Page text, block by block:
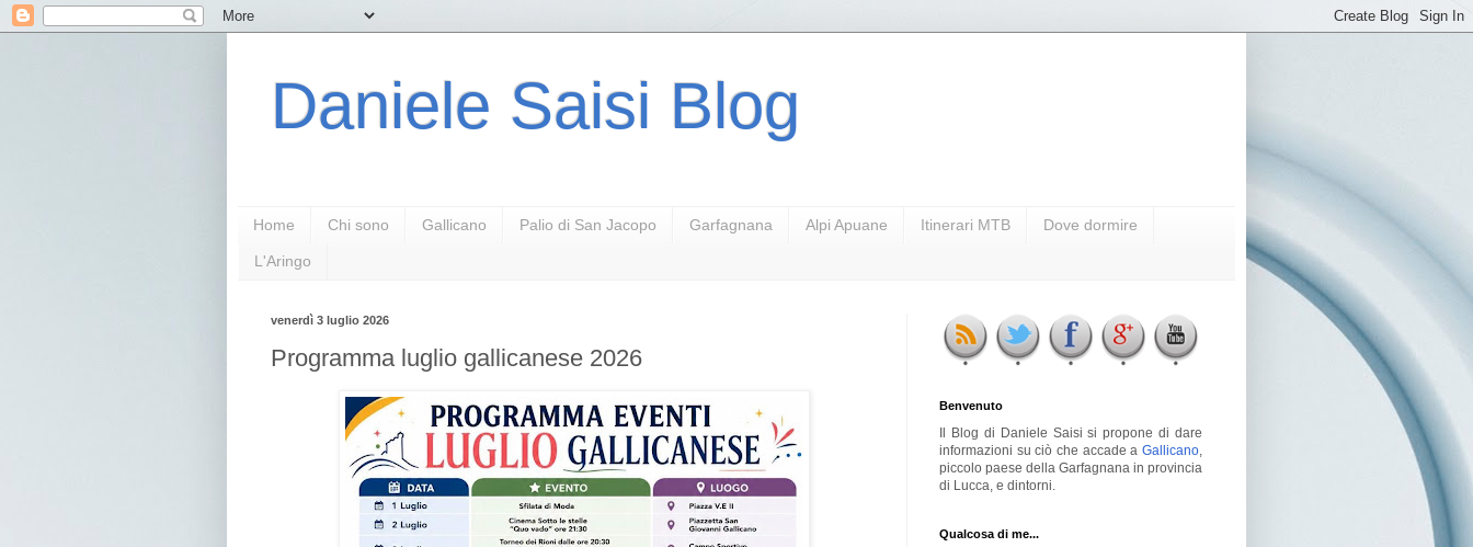
Daniele Saisi Blog
Home Chi sono Gallicano Palio di San Jacopo Garfagnana Alpi Apuane Itinerari MTB Dove dormire
L'Aringo
venerdì 3 luglio 2026
Programma luglio gallicanese 2026
Benvenuto
Il Blog di Daniele Saisi si propone di dare
informazioni su ciò che accade a Gallicano
piccolo paese della Garfagnana in provincia
di Lucca, e dintorni.
Qualcosa di me...